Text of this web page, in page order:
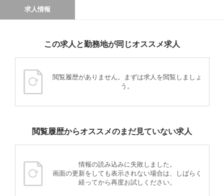
求人情報
この求人と勤務地が同じオススメ求人
閲覧履歴がありません。まずは求人を閲覧しましょ
う。
閲覧履歴からオススメのまだ見ていない求人
情報の読み込みに失敗しました。
画面の更新をしても表示されない場合は、しばらく
経ってから再度お試しください。